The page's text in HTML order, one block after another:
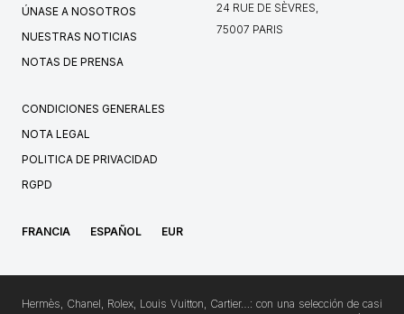
ÚNASE A NOSOTROS
NUESTRAS NOTICIAS
NOTAS DE PRENSA
24 RUE DE SÈVRES,
75007 PARIS
CONDICIONES GENERALES
NOTA LEGAL
POLITICA DE PRIVACIDAD
RGPD
FRANCIA ESPAÑOL EUR
Hermès, Chanel, Rolex, Louis Vuitton, Cartier…: con una selección de casi